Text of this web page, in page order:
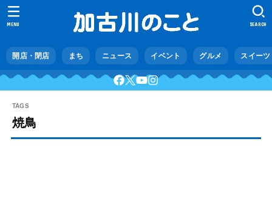
開店・閉店 まち ニュース イベント グルメ スイーツ
SEARCH
MENU
焼鳥